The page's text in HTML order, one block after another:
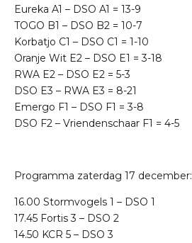
Eureka A1 – DSO A1 = 13-9
TOGO B1 – DSO B2 = 10-7
Korbatjo C1 – DSO C1 = 1-10
Oranje Wit E2 – DSO E1 = 3-18
RWA E2 – DSO E2 = 5-3
DSO E3 – RWA E3 = 8-21
Emergo F1 – DSO F1 = 3-8
DSO F2 – Vriendenschaar F1 = 4-5
Programma zaterdag 17 december:
16.00 Stormvogels 1 – DSO 1
17.45 Fortis 3 – DSO 2
14.50 KCR 5 – DSO 3